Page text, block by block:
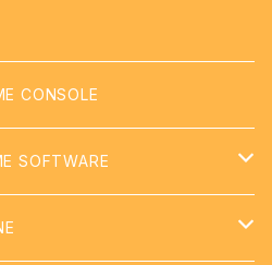
CONSOLE
SOFTWARE